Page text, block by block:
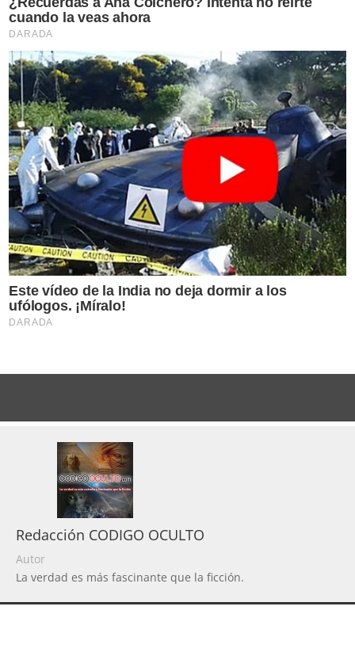
Redacción CODIGO OCULTO
Autor
La verdad es más fascinante que la ficción.